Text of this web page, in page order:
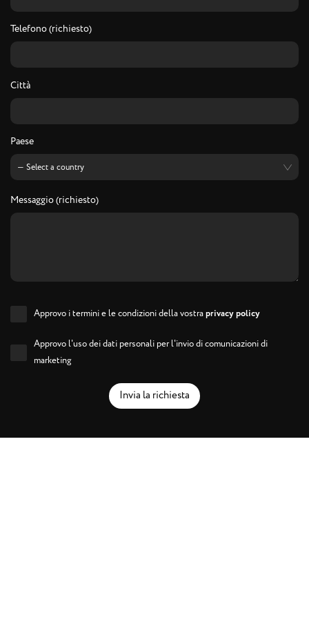
Telefono (richiesto)
Città
Paese
Messaggio (richiesto)
Approvo i termini e le condizioni della vostraprivacy policy
Approvo l'uso dei dati personali per l'invio di comunicazioni di
marketing
Invia la richiesta